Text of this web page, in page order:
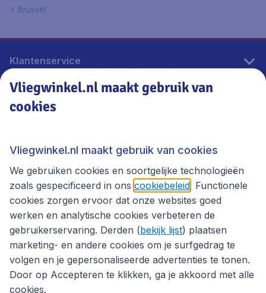
Brussel
Klantenservice
Vliegwinkel.nl
Thema's
Vliegwinkel.nl maakt gebruik van
cookies
Vliegwinkel.nl maakt gebruik van cookies
We gebruiken cookies en soortgelijke technologieën
zoals gespecificeerd in ons cookiebeleid . Functionele
cookies zorgen ervoor dat onze websites goed
werken en analytische cookies verbeteren de
gebruikerservaring. Derden (bekijk lijst) plaatsen
marketing- en andere cookies om je surfgedrag te
volgen en je gepersonaliseerde advertenties te tonen.
Door op Accepteren te klikken, ga je akkoord met alle
cookies.